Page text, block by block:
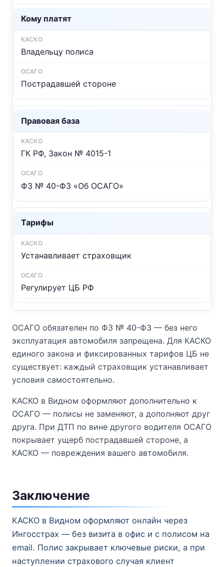
Кому платят
Владельцу полиса
Пострадавшей стороне
Правовая база
ГК РФ, Закон № 4015-1
ФЗ № 40-ФЗ «Об ОСАГО»
Тарифы
Устанавливает страховщик
Регулирует ЦБ РФ
ОСАГО обязателен по ФЗ № 40-ФЗ — без него
эксплуатация автомобиля запрещена. Для КАСКО
единого закона и фиксированных тарифов ЦБ не
существует: каждый страховщик устанавливает
условия самостоятельно.
КАСКО в Видном оформляют дополнительно к
ОСАГО — полисы не заменяют, а дополняют друг
друга. При ДТП по вине другого водителя ОСАГО
покрывает ущерб пострадавшей стороне, а
КАСКО — повреждения вашего автомобиля.
Заключение
КАСКО в Видном оформляют онлайн через
Ингосстрах — без визита в офис и с полисом на
email. Полис закрывает ключевые риски, а при
наступлении страхового случая клиент